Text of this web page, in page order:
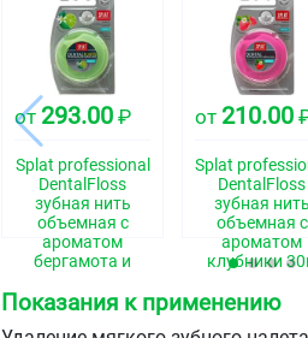
от 293.00 ₽
Splat professional
DentalFloss
зубная нить
объемная с
ароматом
бергамота и
от 210.00
Splat
DentalFloss
зубная нить
объемная с
ароматом
клубники
Показания к применению